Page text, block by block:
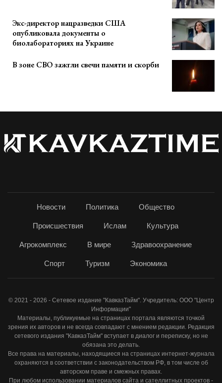
Экс-директор нацразведки США
опубликовала документы о
биолабораториях на Украине
В зоне СВО зажгли свечи памяти и скорби
Новости Политика Общество
Происшествия Ислам Культура
Агрокомплекс В мире Здравоохранение
Спорт Туризм Экономика
© 2021 - 2026 - Сетевое издание "КавказТайм". Учредитель: ООО "Центр
Информации"
Материалы, публикуемые на страницах портала являются точкой
зрения их авторов и не всегда совпадают с мнением редакции. Редакция
сетевого издания "КавказТайм" вступает в диалог и переписку, но не
обязана это делать.
Все права на материалы, находящиеся на страницах интернет-журнала
охраняются в соответствии с законодательством РФ, в том числе об
авторском праве и смежных правах.
При любом использовании материалов сайта и сателлитных проектов -